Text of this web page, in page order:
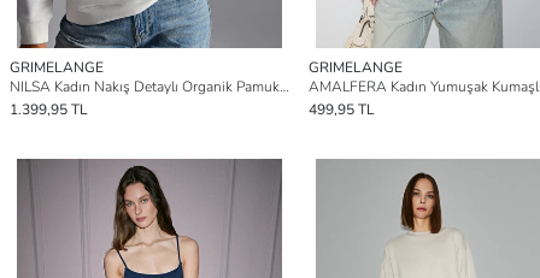
GRIMELANGE
NILSA Kadın Nakış Detaylı Organik Pamuk Şehir Temalı Regular Kapüşonlu EKRU Sweatshirt
1.399,95 TL
GRIMELANGE
499,95 TL